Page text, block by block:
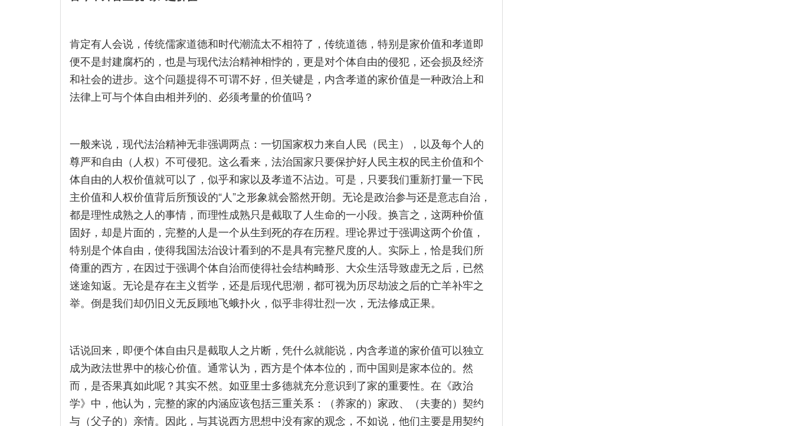
肯定有人会说，传统儒家道德和时代潮流太不相符了，传统道德，特别是家价值和孝道即
便不是封建腐朽的，也是与现代法治精神相悖的，更是对个体自由的侵犯，还会损及经济
和社会的进步。这个问题提得不可谓不好，但关键是，内含孝道的家价值是一种政治上和
法律上可与个体自由相并列的、必须考量的价值吗？
一般来说，现代法治精神无非强调两点：一切国家权力来自人民（民主），以及每个人的
尊严和自由（人权）不可侵犯。这么看来，法治国家只要保护好人民主权的民主价值和个
体自由的人权价值就可以了，似乎和家以及孝道不沾边。可是，只要我们重新打量一下民
主价值和人权价值背后所预设的“人”之形象就会豁然开朗。无论是政治参与还是意志自治，
都是理性成熟之人的事情，而理性成熟只是截取了人生命的一小段。换言之，这两种价值
固好，却是片面的，完整的人是一个从生到死的存在历程。理论界过于强调这两个价值，
特别是个体自由，使得我国法治设计看到的不是具有完整尺度的人。实际上，恰是我们所
倚重的西方，在因过于强调个体自治而使得社会结构畸形、大众生活导致虚无之后，已然
迷途知返。无论是存在主义哲学，还是后现代思潮，都可视为历尽劫波之后的亡羊补牢之
举。倒是我们却仍旧义无反顾地飞蛾扑火，似乎非得壮烈一次，无法修成正果。
话说回来，即便个体自由只是截取人之片断，凭什么就能说，内含孝道的家价值可以独立
成为政法世界中的核心价值。通常认为，西方是个体本位的，而中国则是家本位的。然
而，是否果真如此呢？其实不然。如亚里士多德就充分意识到了家的重要性。在《政治
学》中，他认为，完整的家的内涵应该包括三重关系：（养家的）家政、（夫妻的）契约
与（父子的）亲情。因此，与其说西方思想中没有家的观念，不如说，他们主要是用契约